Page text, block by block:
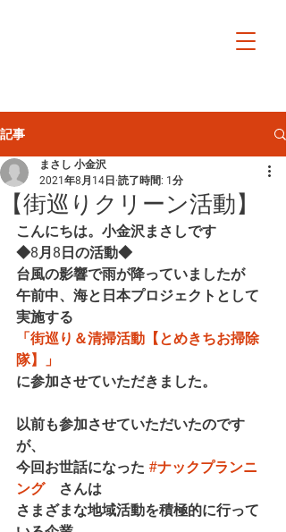
記事
【街巡りクリーン活動】
まさし 小金沢
2021年8月14日 読了時間: 1分
こんにちは。小金沢まさしです
◆8月8日の活動◆
台風の影響で雨が降っていましたが
午前中、 海と日本プロジェクトとして
実施する
「街巡り＆清掃活動【とめきちお掃除
隊】」
に参加させていただきました。
以前も参加させていただいたのです
が、
今回お世話になった #ナックプランニ
ング さんは
さまざまな地域活動を積極的に行って